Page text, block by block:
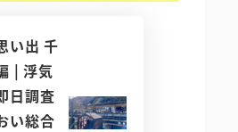
い出 千
| 浮気
日調査
い総合